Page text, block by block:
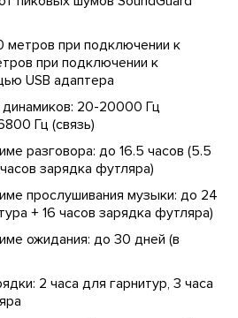
метров при подключении к
при подключении к
USB адаптера
20-20000 Гц
Гц (связь)
разговора: до 16.5 часов (5.5
зарядка футляра)
прослушивания музыки: до 24
+ 16 часов зарядка футляра)
ожидания: до 30 дней (в
2 часа для гарнитур, 3 часа